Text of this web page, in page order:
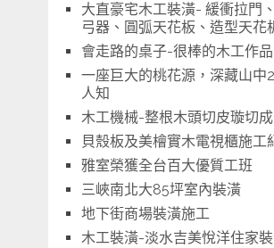
大直豪宅木工裝潢- 緩衝拉門
弓器、圓弧天花板、造型天花
會走路的桌子-很棒的木工作品
一座巨大的桃花源，深藏山中
人知
木工機械-整根木頭切皮璇切
貝殼板及美檜實木電視櫃施工
雅室榮獲全台百大優質工班
三峽南北大85坪室內裝潢
地下街商場裝潢施工
木工裝潢-淡水吉美悅洋住家